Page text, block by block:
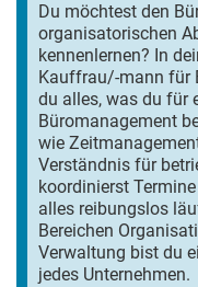
Du möchtest den
organisatorischen
kennenlernen? In
Kauffrau/-mann für
du alles, was du für
Büromanagement
wie
Verständnis für
koordinierst
alles reibungslos
Bereichen
Verwaltung bist du
jedes Unternehmen.